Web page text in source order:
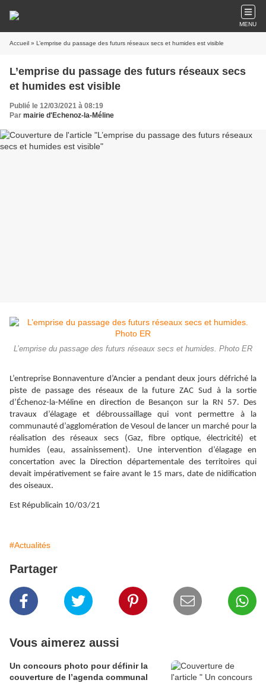
MENU
Accueil » L’emprise du passage des futurs réseaux secs et humides est visible
L’emprise du passage des futurs réseaux secs
et humides est visible
Publié le 12/03/2021 à 08:19
Par mairie d'Echenoz-la-Méline
L’emprise du passage des futurs réseaux secs et humides. Photo ER
L’entreprise Bonnaventure d’Ancier a pendant deux jours défriché la
piste de passage des réseaux de la future ZAC Sud à la sortie
d’Échenoz-la-Méline en direction de Besançon sur la RN 57. Des
travaux d’élagage et débroussaillage qui vont permettre à la
communauté d’agglomération de Vesoul de lancer un marché pour la
réalisation des réseaux secs (Gaz, fibre optique, électricité) et
humides (eau, assainissement). Une intervention d’élagage en
concertation avec la Direction départementale des territoires qui
devait impérativement se faire avant le 15 mars, date de nidification
des oiseaux.
Est Républicain 10/03/21
#Actualités
Partager
Vous aimerez aussi
Un concours photo pour définir la
couverture de l’agenda communal